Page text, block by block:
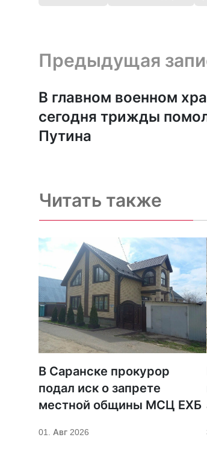
Предыдущая запись и следующая
Предыдущая
В главном военном
сегодня трижды
Путина
Читать также
В Саранске прокурор
подал иск о запрете
местной общины МСЦ ЕХБ
01. Авг 2026